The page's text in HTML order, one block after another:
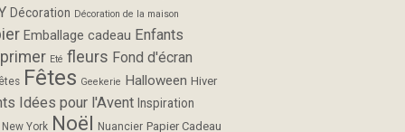
Décoration Décoration de la maison
Emballage cadeau Enfants
Eté fleurs Fond d'écran
Fêtes Geekerie Halloween Hiver
Idées pour l'Avent Inspiration
New York Noël Nuancier Papier Cadeau